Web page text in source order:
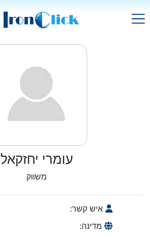
עומרי יחזקאל
משווק
איש קשר:
מדינה: